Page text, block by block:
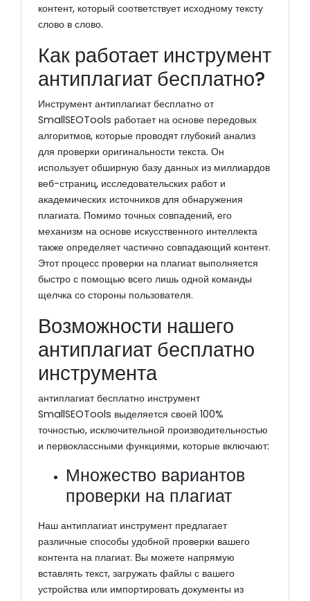
контент, который соответствует исходному тексту
слово в слово.
Как работает инструмент
антиплагиат бесплатно?
Инструмент антиплагиат бесплатно от
SmallSEOTools работает на основе передовых
алгоритмов, которые проводят глубокий анализ
для проверки оригинальности текста. Он
использует обширную базу данных из миллиардов
веб-страниц, исследовательских работ и
академических источников для обнаружения
плагиата. Помимо точных совпадений, его
механизм на основе искусственного интеллекта
также определяет частично совпадающий контент.
Этот процесс проверки на плагиат выполняется
быстро с помощью всего лишь одной команды
щелчка со стороны пользователя.
Возможности нашего
антиплагиат бесплатно
инструмента
антиплагиат бесплатно инструмент
SmallSEOTools выделяется своей 100%
точностью, исключительной производительностью
и первоклассными функциями, которые включают:
Множество вариантов
проверки на плагиат
Наш антиплагиат инструмент предлагает
различные способы удобной проверки вашего
контента на плагиат. Вы можете напрямую
вставлять текст, загружать файлы с вашего
устройства или импортировать документы из